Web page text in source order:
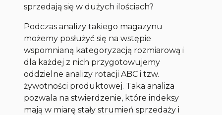
sprzedają się w dużych ilościach?
Podczas analizy takiego magazynu
możemy posłużyć się na wstępie
wspomnianą kategoryzacją rozmiarową i
dla każdej z nich przygotowujemy
oddzielne analizy rotacji ABC i tzw.
żywotności produktowej. Taka analiza
pozwala na stwierdzenie, które indeksy
mają w miarę stały strumień sprzedaży i